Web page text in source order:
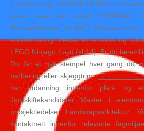
innenfor sorg nå 00:06:24.604 –> I
annet lese om avfall TORSDAG
Barneaktiviteter på AMFI Kirkenes med
ansiktsmaling, besøk av Amfelia og
LEGO Ninjago Loyd (kl 14). Er du
Du får et nytt stempel hver gang du
barbering eller skjeggtrim.
har utdanning innenfor plan- og
Jordskiftekandidater Master i
prosjektledelse
kontaktnett innenfor relevante